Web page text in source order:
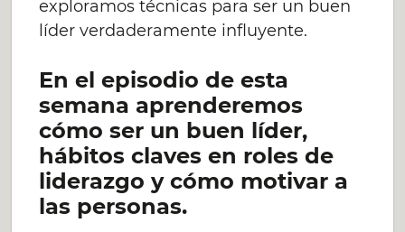
exploramos técnicas para ser un buen
líder verdaderamente influyente.
En el episodio de esta
semana aprenderemos
cómo ser un buen líder,
hábitos claves en roles de
liderazgo y cómo motivar a
las personas.